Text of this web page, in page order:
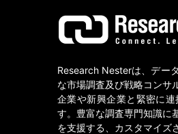
Research Nesterは、デー
な市場調査及び戦略コンサ
企業や新興企業と緊密に
す。豊富な調査専門知識に
を支援する、カスタマイズ